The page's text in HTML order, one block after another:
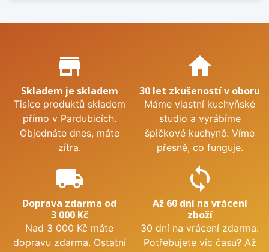
Proč nakupovat u nás?
store_mall_directory
Skladem je skladem
Tisíce produktů skladem
přímo v Pardubicích.
Objednáte dnes, máte
zítra.
home
30 let zkušeností v oboru
Máme vlastní kuchyňské
studio a vyrábíme
špičkové kuchyně. Víme
přesně, co funguje.
local_shipping
Doprava zdarma od
3 000 Kč
Nad 3 000 Kč máte
dopravu zdarma. Ostatní
sync
Až 60 dní na vrácení
zboží
30 dní na vrácení zdarma.
Potřebujete víc času? Až